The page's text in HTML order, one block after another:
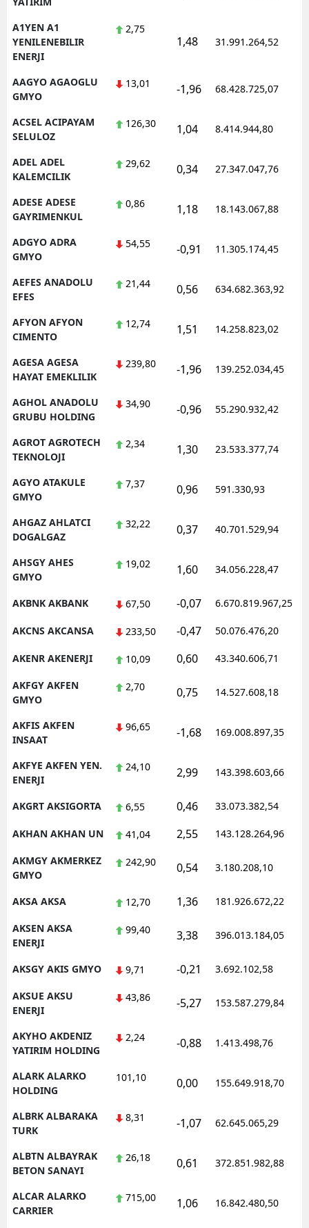
Elazığ
Eskişehir
Gümüşhane
Hakkari
Mersin
Kars
Kırşehir
Kütahya
Kahramanmaraş
Nevşehir
Niğde
Ordu
Sinop
Trabzon
Uşak
A1YEN A1
YENILENEBILIR
ENERJI
2,75
1,48 31.991.264,52
AAGYO AGAOGLU
GMYO
13,01 -1,96 68.428.725,07
ACSEL ACIPAYAM
SELULOZ
126,30 1,04 8.414.944,80
ADEL ADEL
KALEMCILIK
29,62 0,34 27.347.047,76
ADESE ADESE
GAYRIMENKUL
0,86 1,18 18.143.067,88
ADGYO ADRA
GMYO
54,55 -0,91 11.305.174,45
AEFES ANADOLU
EFES
21,44 0,56 634.682.363,92
AFYON AFYON
CIMENTO
12,74 1,51 14.258.823,02
AGESA AGESA
HAYAT EMEKLILIK
239,80 -1,96 139.252.034,45
AGHOL ANADOLU
GRUBU HOLDING
34,90 -0,96 55.290.932,42
AGROT AGROTECH
TEKNOLOJI
2,34 1,30 23.533.377,74
AGYO ATAKULE
GMYO
7,37 0,96 591.330,93
AHGAZ AHLATCI
DOGALGAZ
32,22 0,37 40.701.529,94
AHSGY AHES
GMYO
19,02 1,60 34.056.228,47
AKBNK AKBANK 67,50 -0,07 6.670.819.967,25
AKCNS AKCANSA 233,50 -0,47 50.076.476,20
AKENR AKENERJI 10,09 0,60 43.340.606,71
AKFGY AKFEN
GMYO
2,70 0,75 14.527.608,18
AKFIS AKFEN
INSAAT
96,65 -1,68 169.008.897,35
AKFYE AKFEN YEN.
ENERJI
24,10 2,99 143.398.603,66
AKGRT AKSIGORTA 6,55 0,46 33.073.382,54
AKHAN AKHAN UN 41,04 2,55 143.128.264,96
AKMGY AKMERKEZ
GMYO
242,90 0,54 3.180.208,10
AKSA AKSA 12,70 1,36 181.926.672,22
AKSEN AKSA
ENERJI
99,40 3,38 396.013.184,05
AKSGY AKIS GMYO 9,71 -0,21 3.692.102,58
AKSUE AKSU
ENERJI
43,86 -5,27 153.587.279,84
AKYHO AKDENIZ
YATIRIM HOLDING
2,24 -0,88 1.413.498,76
ALARK ALARKO
HOLDING
101,10 0,00 155.649.918,70
ALBRK ALBARAKA
TURK
8,31 -1,07 62.645.065,29
ALBTN ALBAYRAK
BETON SANAYI
26,18 0,61 372.851.982,88
ALCAR ALARKO
CARRIER
715,00 1,06 16.842.480,50